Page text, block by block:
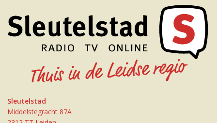
Sleutelstad
Middelstegracht 87A